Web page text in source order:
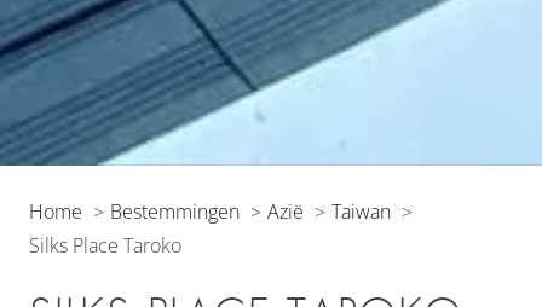
Home Bestemmingen Azië
Taiwan
Silks Place Taroko